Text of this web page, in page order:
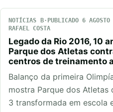
NOTÍCIAS PUBLICADO 6
RAFAEL COSTA
Legado da Rio 2016, 10
Parque dos Atletas
centros de treinamento
Balanço da primeira
mostra Parque dos Atletas
3 transformada em escola